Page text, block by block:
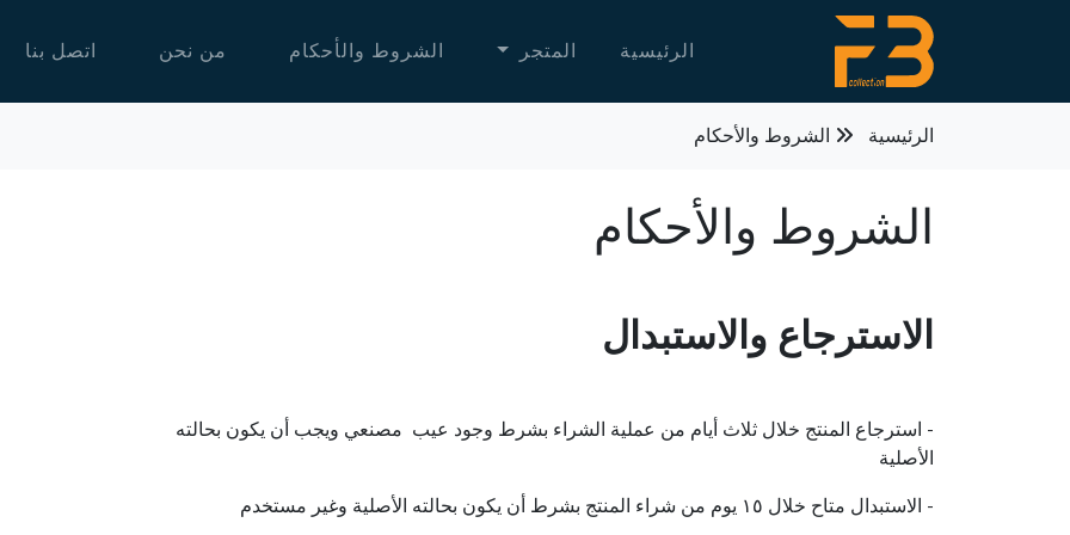
الرئيسية المتجر الشروط والأحكام من نحن اتصل بنا
الرئيسية الشروط والأحكام
الشروط والأحكام
الاسترجاع والاستبدال
- استرجاع المنتج خلال ثلاث أيام من عملية الشراء بشرط وجود عيب مصنعي ويجب أن يكون بحالته
الأصلية
- الاستبدال متاح خلال ١٥ يوم من شراء المنتج بشرط أن يكون بحالته الأصلية وغير مستخدم